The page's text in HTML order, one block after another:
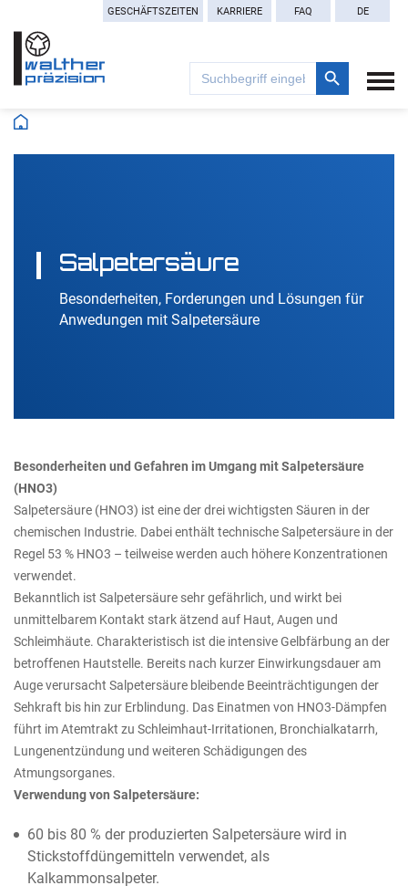
GESCHÄFTSZEITEN KARRIERE FAQ DE
Search
for:
Search Button
Salpetersäure
Besonderheiten, Forderungen und Lösungen für
Anwedungen mit Salpetersäure
Besonderheiten und Gefahren im Umgang mit Salpetersäure
(HNO3)
Salpetersäure (HNO3) ist eine der drei wichtigsten Säuren in der
chemischen Industrie. Dabei enthält technische Salpetersäure in der
Regel 53 % HNO3 – teilweise werden auch höhere Konzentrationen
verwendet.
Bekanntlich ist Salpetersäure sehr gefährlich, und wirkt bei
unmittelbarem Kontakt stark ätzend auf Haut, Augen und
Schleimhäute. Charakteristisch ist die intensive Gelbfärbung an der
betroffenen Hautstelle. Bereits nach kurzer Einwirkungsdauer am
Auge verursacht Salpetersäure bleibende Beeinträchtigungen der
Sehkraft bis hin zur Erblindung. Das Einatmen von HNO3-Dämpfen
führt im Atemtrakt zu Schleimhaut-Irritationen, Bronchialkatarrh,
Lungenentzündung und weiteren Schädigungen des
Atmungsorganes.
Verwendung von Salpetersäure:
60 bis 80 % der produzierten Salpetersäure wird in
Stickstoffdüngemitteln verwendet, als
Kalkammonsalpeter.